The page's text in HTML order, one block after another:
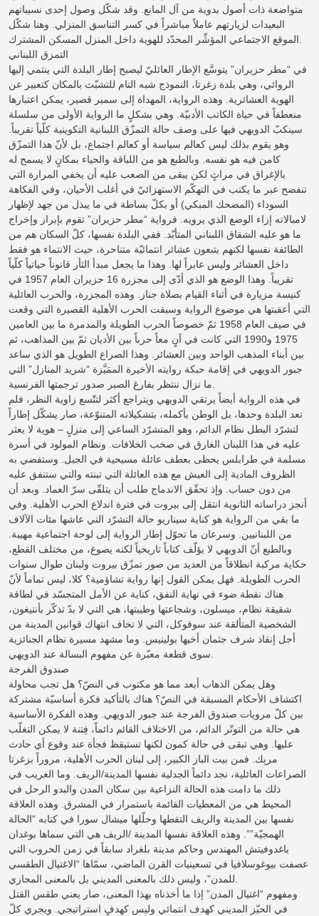
متواضعة ذات أصول بدوية من آل المانع. وقد شكّل وصول إحدى نسيباتهم
البعيدات لزيارتهم عاملاً مباشراً في كسر التناسق المنزلي. وهنا شكّل
التمزق اللبناني
في “مطر حزيران” يتوسَّع الإطار العائليّ ليصبح إطار البلدة التي ينتمي إليها
الروائي، وهي بلدة زغرتا، النموذج شبه التام للتشبّث بالمكان كتعبير عن
الهوية العشائرية. وهذه الرواية، المهداة إلى سمير قصير، يمكن اعتبارها
منعطفاً في حياة الكاتب الأدبيّة. وهي بشكلٍ ما الرواية الأولى من سلسلة
سينكبّ الدويهي فيها على وصف حالة التمزّق اللبنانية التكوينية كلّياً تقريباً.
وهو يقوم بذلك ليس كعالم سياسة أو كعالم اجتماع، بل لأنّ هذا التمزّق
كامن فيه هو نفسه. وبالطبع هو من اللباقة والحياء بمكانٍ لا يسمح له
بالإغراق في مراثٍ لكن يبقى من الصعب عليه أن يخفي المرارة التي
تنفضح عبر ما يكتب في التهكّم الاستهزائيّ في أغلب الأحيان، وفي الفكاهة
السوداء (المضحك المبكي) أو بكلّ بساطة في ما يبذل من جهد لإظهار
لامبالاته إزاء الوضع الذي يرويه. فرواية “مطر حزيران” تقوم بإبراز وإخراج
ما هو عليه الشقاق اللبناني المتأبّد. ففي البلدة نفسها، كلّ السكان هم من
الطائفة نفسها لكنهم يتبعون عشائر انتمائيّة متناحرة، حيث الانتماء هو فقط
داخل العشائر وليس عابراً لها. وهذا ما يجعل مبدأ الثأر قانوناً حياتياً كلّياً
تقريباً. وهذا الوضع هو الذي أدّى إلى مجزرة 16 حزيران العام 1957 في
كنيسة مزيارة في أثناء القيام بصلاة جناز. وهذه المجزرة، والحرب العائلية
التي أعقبتها هي موضوع الرواية وسبقت الحرب الأهلية القصيرة التي وقعت
في صيف العام 1958 ثمّ خصوصاً الحرب الطويلة والمدمرة ما بين العامين
1975 و1990 التي كانت في آنٍ معاً حرباً بين الأديان ثمّ بين المذاهب، ثم
بين أبناء المذهب الواحد وبين العشائر. وهذا الصراع الطويل هو الذي ساعد
جبور الدويهي في إقامة حبكة روايته الأخيرة الممَيَّزة “شريد المنازل” التي
في هذه الرواية أيضاً يرتقي الدويهي ويتراجع أكثر لتتّسع زاوية النظر، فلم
تعد البلدة وحدها، بل الوطن بأكمله، بتشكيلاته المتنوّعة، صار يشكّل إطاراً
لتشرّد البطل نظام الدائم، وهو المتشرّد الساعي إلى منزلٍ – هوية لا يعثر
عليه في هذا اللبنان الغارق في صخب الخلافات. ونظام المولود في أسرة
مسلمة في طرابلس يحظى بعطف عائلة مسيحية في الجبل. وستفضي به
الظروف المادية إلى العيش مع هذه العائلة التي تبنته والتي ستنفق عليه
من دون حساب. وإذ تحقّق الاندماج طلب أن يتلقّى سرّ العماد. وبعد أن
أنجز دراساته الثانوية انتقل إلى بيروت في فترة اندلاع الحرب الأهلية. وفي
ما بقي من الرواية هو كناية سيناريو حالة التشرّد التي عاشها مئات الآلاف
من اللبنانيين. وسرعان ما تحوّل إطار الرواية إلى لوحة اجتماعية مهيبة.
وبالطبع أنّ الدويهي لا يؤلّف كتاباً تاريخياً لكنه يصوغ، من مختلف القطع،
حكاية مركبة انطلاقاً من العديد من صور تمزّق بيروت ولبنان طوال سنوات
الحرب الطويلة. فهل يمكن القول إنها رواية تشاؤمية؟ كلا، ليس تماماً لأنّ
هناك نقطة ضوء في نهاية النفق، كناية عن الأمل المتجسّد في لطافة
شقيقة نظام، ميسلون، وشجاعتها وطيبتها، هي التي لا بدّ تذكّر بأنتيغون،
الشخصية المتألقة عند سوفوكل، التي لا تخاف انتهاك قوانين المدينة من
أجل إنقاذ شرف جثمان أخيها بولينيس. وما مشهد مسيرة نظام الجنائزية
صندوق الفرجة
وهل يمكن الذهاب أبعد مما هو مكتوب في النصّ؟ هل تجب محاولة
اكتشاف الأحكام المسبقة في النصّ؟ هناك بالتأكيد فكرة أساسيّة مشتركة
بين كلّ مرويات صندوق الفرجة عند جبور الدويهي. وهذه الفكرة الأساسية
هي حالة من التوتّر الدائم، من الاختلاف القائم دائماً، فِتنة لا يمكن التغلّب
عليها. وهي تبقى في حالة كمون لكنها تستيقظ فجأة عند وقوع أي حادث
مربِك. فمن بيت الباز الكبير، إلى لبنان الحرب الأهلية، مروراً بزغرتا
الصراعات العائلية، نجد دائماً الجدلية نفسها المدينة/الريف. وما الغريب في
ذلك ما دامت هذه الحالة النزاعية بين سكان المدن والبدو الرحل في
المحيط هي من المعطيات القائمة باستمرار في المشرق. وهذه العلاقة
نفسها بين المدينة والريف التقطها وحلّلها ميشال سورا في كتابه “الحالة
الهمجيّة””. وهذه العلاقة نفسها المدينة /الريف هي التي سماها بوغدان
باغدوفيتش المهندس وحاكم مدينة بلغراد سابقاً في زمن الحروب التي
عصفت بيوغوسلافيا في تسعينيات القرن الماضي، سمّاها “الاغتيال الطقسي
ومفهوم “اغتيال المدن” إذا ما أخذناه بهذا المعنى، صار يعني طقس القتل
في الحيّز المديني كهدف انتمائي وليس كهدفٍ استراتيجي. ويجري كلّ